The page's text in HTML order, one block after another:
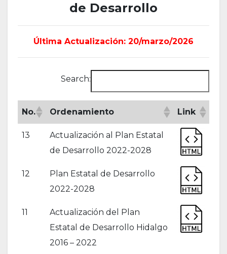
de Desarrollo
Última Actualización: 20/marzo/2026
Search:
No. Ordenamiento Link
13
Actualización al Plan Estatal
de Desarrollo 2022-2028
12
Plan Estatal de Desarrollo
2022-2028
11
Actualización del Plan
Estatal de Desarrollo Hidalgo
2016 – 2022